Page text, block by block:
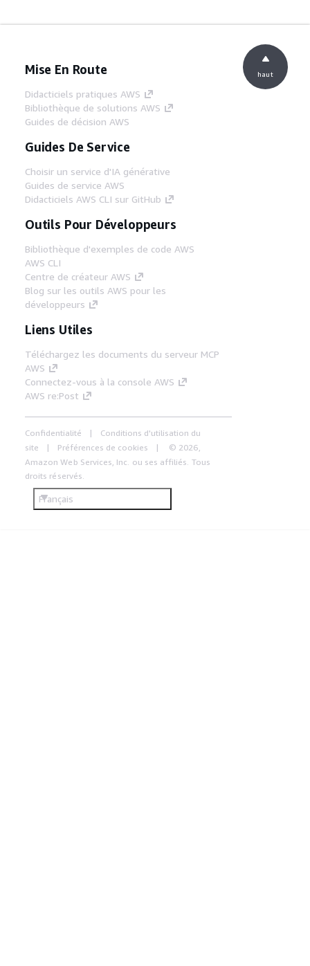
Mise En Route
Didacticiels pratiques AWS
Bibliothèque de solutions AWS
Guides de décision AWS
Guides De Service
Choisir un service d'IA générative
Guides de service AWS
Didacticiels AWS CLI sur GitHub
Outils Pour Développeurs
Bibliothèque d'exemples de code AWS
AWS CLI
Centre de créateur AWS
Blog sur les outils AWS pour les
développeurs
Liens Utiles
Téléchargez les documents du serveur MCP
AWS
Connectez-vous à la console AWS
AWS re:Post
Confidentialité
Conditions d'utilisation du
site
Préférences de cookies
© 2026,
Amazon Web Services, Inc. ou ses affiliés. Tous
droits réservés.
Français
haut